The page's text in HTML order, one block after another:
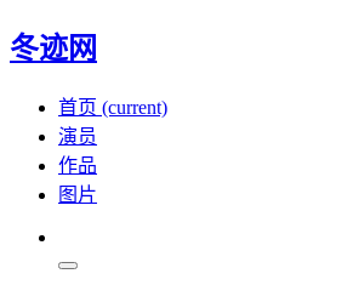
冬迹网
首页 (current)
演员
作品
图片